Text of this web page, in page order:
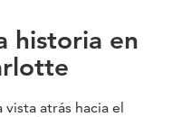
historia en
atrás hacia el